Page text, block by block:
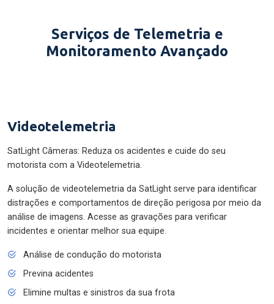
Serviços de Telemetria e
Monitoramento Avançado
Videotelemetria
SatLight Câmeras: Reduza os acidentes e cuide do seu
motorista com a Videotelemetria.
A solução de videotelemetria da SatLight serve para identificar
distrações e comportamentos de direção perigosa por meio da
análise de imagens. Acesse as gravações para verificar
incidentes e orientar melhor sua equipe.
Análise de condução do motorista
Previna acidentes
Elimine multas e sinistros da sua frota